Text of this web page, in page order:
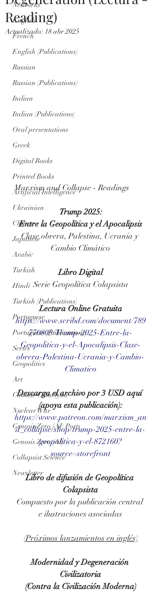
Networks
English
French
English (Publications)
Russian
Russian (Publications)
Italian
Italian (Publications)
Oral presentations
Greek
Digital Books
Printed Books
Artificial Intelligence
Ukrainian
Chinese
Japanese
Arabic
Turkish
Hindi
Turkish (Publications)
Portuguese
Portuguese (Publications)
Series
Geopolitics
Art
Climate Cataclysm
Nuclear War
Genosis Zero (AI) Posts
Genosis Zero (AI)
Collapsist Science
Newsletter
Reading)
Actualizado: 18 abr 2025
Marxism and Collapse - Readings
Trump 2025:
Entre la Geopolítica y el Apocalipsis
Clase obrera, Palestina, Ucrania y
Cambio Climático
Libro Digital
Serie Geopolítica Colapsista
Lectura Online Gratuita
https://www.scribd.com/document/789
770805/Trump-2025-Entre-la-
Geopolitica-y-el-Apocalipsis-Clase-
obrera-Palestina-Ucrania-y-Cambio-
Climatico
Descarga el archivo por 3 USD aquí
(apoya esta publicación):
https://www.patreon.com/marxism_an
d_collapse/shop/trump-2025-entre-la-
geopolitica-y-el-872160?
source=storefront
Libro de difusión de Geopolítica
Colapsista
Compuesto por la publicación central
e ilustraciones asociadas
(Próximos lanzamientos en inglés)
Modernidad y Degeneración
Civilizatoria
(Contra la Civilización Moderna)